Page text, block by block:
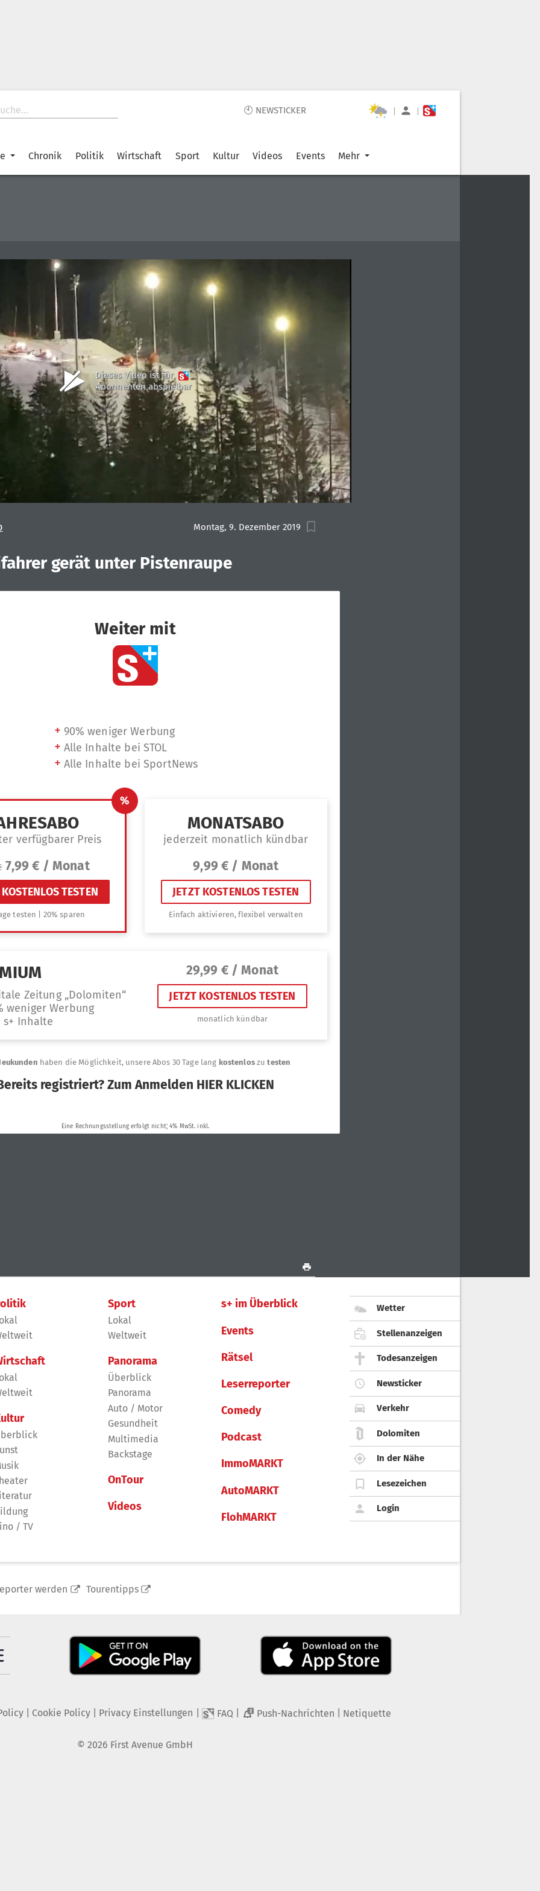
🕙 NEWSTICKER | |
Chronik Politik Wirtschaft Sport Kultur Videos Events Mehr
Dieses Video ist für
Abonnenten abspielbar
Montag, 9. Dezember 2019
gerät unter Pistenraupe
/ TV
Sport
Lokal
Weltweit
Panorama
Überblick
Panorama
Auto / Motor
Gesundheit
Multimedia
Backstage
OnTour
Videos
s+ im Überblick
Events
Rätsel
Leserreporter
Comedy
Podcast
ImmoMARKT
AutoMARKT
FlohMARKT
Wetter
Stellenanzeigen
Todesanzeigen
Newsticker
Verkehr
Dolomiten
In der Nähe
Lesezeichen
Login
werden Tourentipps
| Cookie Policy| Privacy Einstellungen FAQ 2 Push-Nachrichten Netiquette
© 2026 First Avenue GmbH